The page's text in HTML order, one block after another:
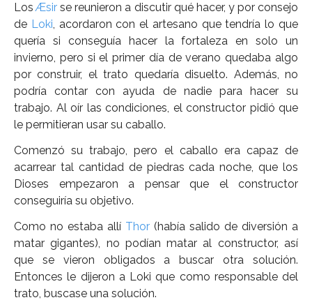
LosÆsir se reunieron a discutir qué hacer, y por consejo
de Loki, acordaron con el artesano que tendría lo que
quería si conseguía hacer la fortaleza en solo un
invierno, pero si el primer día de verano quedaba algo
por construir, el trato quedaría disuelto. Además, no
podría contar con ayuda de nadie para hacer su
trabajo. Al oír las condiciones, el constructor pidió que
le permitieran usar su caballo.
Comenzó su trabajo, pero el caballo era capaz de
acarrear tal cantidad de piedras cada noche, que los
Dioses empezaron a pensar que el constructor
conseguiría su objetivo.
Como no estaba allí Thor (había salido de diversión a
matar gigantes), no podían matar al constructor, así
que se vieron obligados a buscar otra solución.
Entonces le dijeron a Loki que como responsable del
trato, buscase una solución.